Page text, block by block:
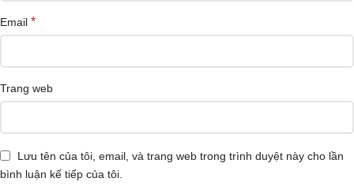
Email *
Trang web
Lưu tên của tôi, email, và trang web trong trình duyệt này cho lần
bình luận kế tiếp của tôi.